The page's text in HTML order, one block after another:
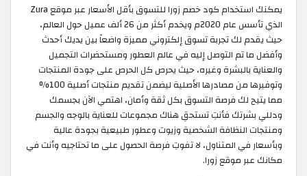
يمكنك استخدام كود خصم زورا للتسوق بأقل الأسعار عبر موقع Zura
الذي تأسس عام 2020م ويخدم أكثر من 26 ألف عميل حول العالم،
حيث يقدم لك تجربة تسوق إلكتروني مميزة واضعاً بين يديك أحدث
وأفضل ما تم التوصل إليه في عالم العطور ومستحضرات التجميل
والعناية بالبشرة وغيره، حيث يحرص كل الحرص على جودة المنتجات
وتوفيرها من مصادرها الأصلية ليضمن تقديم منتجات أصلية 100%
مما يتيح لك فرصة التسوق بكل ثقة وأمان، اهتمي الآن بجسمك
ودللي بشرتك فأنتِ تستحقِ هناك مجموعات للعناية بالوجه والجسم
ومنتجات النظافة الشخصية وزيوت وعطور طبيعية بجودة عالية
وبأسعار في المتناول، لا تفوتِ فرصة الحصول على ما تحتاجيه وأنت في
مكانك عبر موقع زورا.